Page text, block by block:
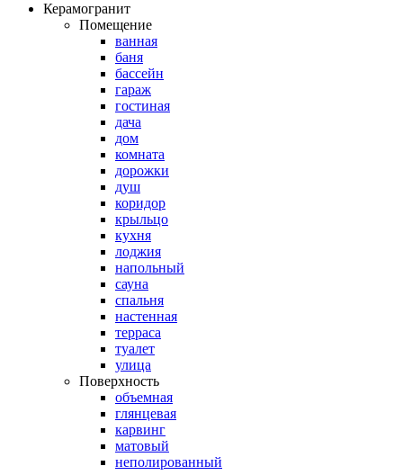
Керамогранит
Помещение
ванная
баня
бассейн
гараж
гостиная
дача
дом
комната
дорожки
душ
коридор
крыльцо
кухня
лоджия
напольный
сауна
спальня
настенная
терраса
туалет
улица
Поверхность
объемная
глянцевая
карвинг
матовый
неполированный